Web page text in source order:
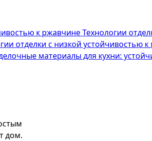
к ржавчинеТехнологии
отделки с низкой устойчивостью к
материалы для кухни:
дом.